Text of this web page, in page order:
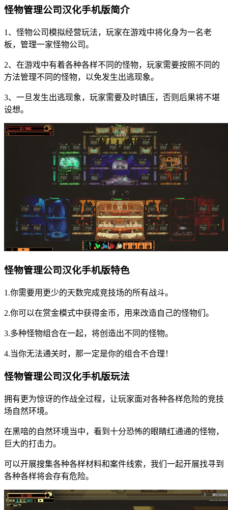
怪物管理公司汉化手机版简介
1、怪物公司模拟经营玩法，玩家在游戏中将化身为一名老
板，管理一家怪物公司。
2、在游戏中有着各种各样不同的怪物，玩家需要按照不同的
方法管理不同的怪物，以免发生出逃现象。
3、一旦发生出逃现象，玩家需要及时镇压，否则后果将不堪
设想。
怪物管理公司汉化手机版特色
1.你需要用更少的天数完成竞技场的所有战斗。
2.你可以在赏金模式中获得金币，用来改造自己的怪物们。
3.多种怪物组合在一起，将创造出不同的怪物。
4.当你无法通关时，那一定是你的组合不合理！
怪物管理公司汉化手机版玩法
拥有更为惊讶的作战全过程，让玩家面对各种各样危险的竞技
场自然环境。
在黑喑的自然环境当中，看到十分恐怖的眼睛红通通的怪物，
巨大的打击力。
可以开展搜集各种各样材料和案件线索，我们一起开展找寻到
各种各样将会存有危险。